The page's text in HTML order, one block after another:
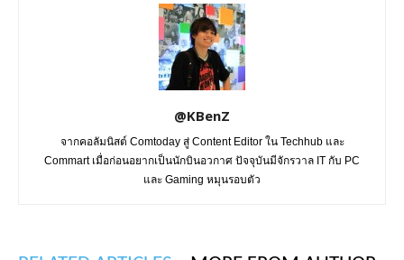
@KBenZ
จากคอลัมนิสต์ Comtoday สู่ Content Editor ใน Techhub และ
Commart เมื่อก่อนอยากเป็นนักบินอวกาศ ปัจจุบันมีจักรวาล IT กับ PC
และ Gaming หมุนรอบตัว